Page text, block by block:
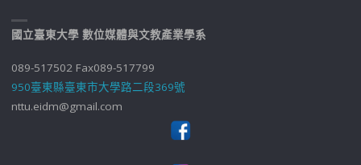
國立臺東大學 數位媒體與文教產業學系
089-517502 Fax089-517799
950臺東縣臺東市大學路二段369號
nttu.eidm@gmail.com